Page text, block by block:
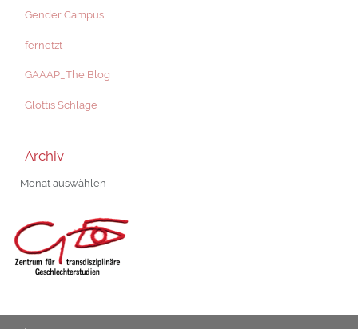
Gender Campus
fernetzt
GAAAP_The Blog
Glottis Schläge
Archiv
Archiv